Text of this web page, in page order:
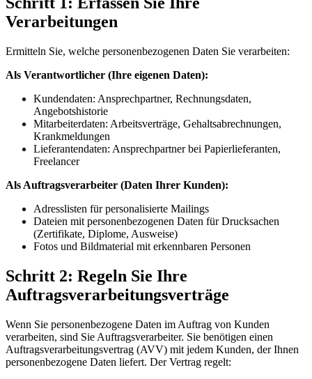
Verarbeitungen
Ermitteln Sie, welche personenbezogenen Daten Sie verarbeiten:
Als Verantwortlicher (Ihre eigenen Daten):
Kundendaten: Ansprechpartner, Rechnungsdaten,
Angebotshistorie
Mitarbeiterdaten: Arbeitsverträge, Gehaltsabrechnungen,
Krankmeldungen
Lieferantendaten: Ansprechpartner bei Papierlieferanten,
Freelancer
Als Auftragsverarbeiter (Daten Ihrer Kunden):
Adresslisten für personalisierte Mailings
Dateien mit personenbezogenen Daten für Drucksachen
(Zertifikate, Diplome, Ausweise)
Fotos und Bildmaterial mit erkennbaren Personen
Schritt 2: Regeln Sie Ihre
Auftragsverarbeitungsverträge
Wenn Sie personenbezogene Daten im Auftrag von Kunden
verarbeiten, sind Sie Auftragsverarbeiter. Sie benötigen einen
Auftragsverarbeitungsvertrag (AVV) mit jedem Kunden, der Ihnen
personenbezogene Daten liefert. Der Vertrag regelt: